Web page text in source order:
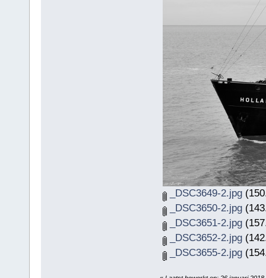
_DSC3649-2.jpg
_DSC3650-2.jpg
_DSC3651-2.jpg
_DSC3652-2.jpg
_DSC3655-2.jpg